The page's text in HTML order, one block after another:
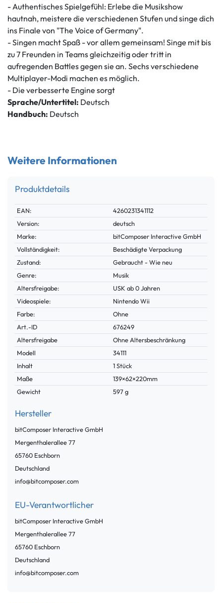
- Authentisches Spielgefühl: Erlebe die Musikshow
hautnah, meistere die verschiedenen Stufen und singe dich
ins Finale von "The Voice of Germany".
- Singen macht Spaß - vor allem gemeinsam! Singe mit bis
zu 7 Freunden in Teams gleichzeitig oder tritt in
aufregenden Battles gegen sie an. Sechs verschiedene
Multiplayer-Modi machen es möglich.
- Die verbesserte Engine sorgt
Sprache/Untertitel: Deutsch
Handbuch: Deutsch
Weitere Informationen
Produktdetails
Technisches
Merkmal
Wert
EAN:
4260231341112
Version:
deutsch
Marke:
bitComposer Interactive GmbH
Vollständigkeit:
Beschädigte Verpackung
Zustand:
Gebraucht - Wie neu
Genre:
Musik
Altersfreigabe:
USK ab 0 Jahren
Videospiele:
Nintendo Wii
Farbe:
Ohne
Technisches
Merkmal
Wert
Art.-ID
676249
Altersfreigabe
Ohne Altersbeschränkung
Modell
34111
Inhalt
1 Stück
Maße
139×62×220mm
Gewicht
597 g
Hersteller
bitComposer Interactive GmbH
Mergenthalerallee77
65760 Eschborn
Deutschland
info@bitcomposer.com
EU-Verantwortlicher
bitComposer Interactive GmbH
Mergenthalerallee77
65760 Eschborn
Deutschland
info@bitcomposer.com